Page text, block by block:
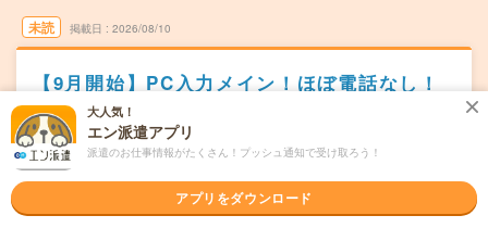
未読 掲載日 2026/08/10
【9月開始】PC入力メイン！ほぼ電話なし！
コツコツ事務＠新横浜
職種未経験OK 交通費別途支給あり
派遣
横浜市港北区
新横浜駅から徒歩2分
大人気！
エン派遣アプリ
派遣のお仕事情報がたくさん！プッシュ通知で受け取ろう！
アプリをダウンロード